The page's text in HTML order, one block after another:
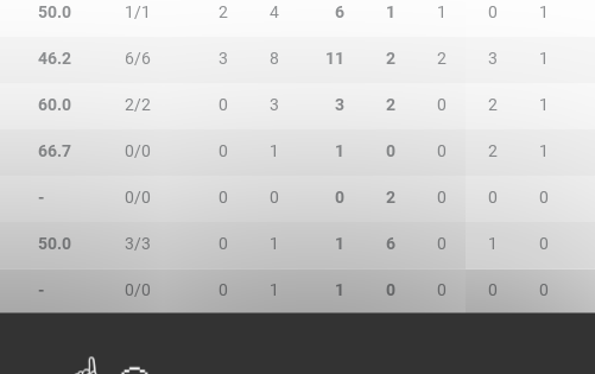
50.0 1/1 2 4 6 1 1 0 1
46.2 6/6 3 8 11 2 2 3 1
60.0 2/2 0 3 3 2 0 2 1
66.7 0/0 0 1 1 0 0 2 1
- 0/0 0 0 0 2 0 0 0
50.0 3/3 0 1 1 6 0 1 0
- 0/0 0 1 1 0 0 0 0